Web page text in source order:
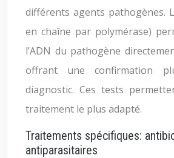
différents agents pathogènes.
en chaîne par polymérase)
l’ADN du pathogène
offrant une confirmation
diagnostic. Ces tests
traitement le plus adapté.
Traitements spécifiques:
antiparasitaires